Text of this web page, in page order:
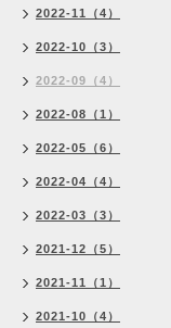
2022-11（4）
2022-10（3）
2022-09（4）
2022-08（1）
2022-05（6）
2022-04（4）
2022-03（3）
2021-12（5）
2021-11（1）
2021-10（4）